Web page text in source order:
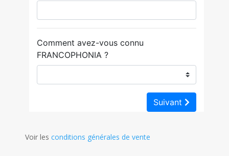
Voir les conditions générales de vente